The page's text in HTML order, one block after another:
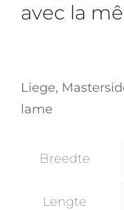
avec la
Liege,
lame
Breedte
Lengte